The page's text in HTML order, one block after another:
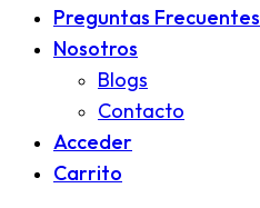
Preguntas Frecuentes
Nosotros
Blogs
Contacto
Acceder
Carrito